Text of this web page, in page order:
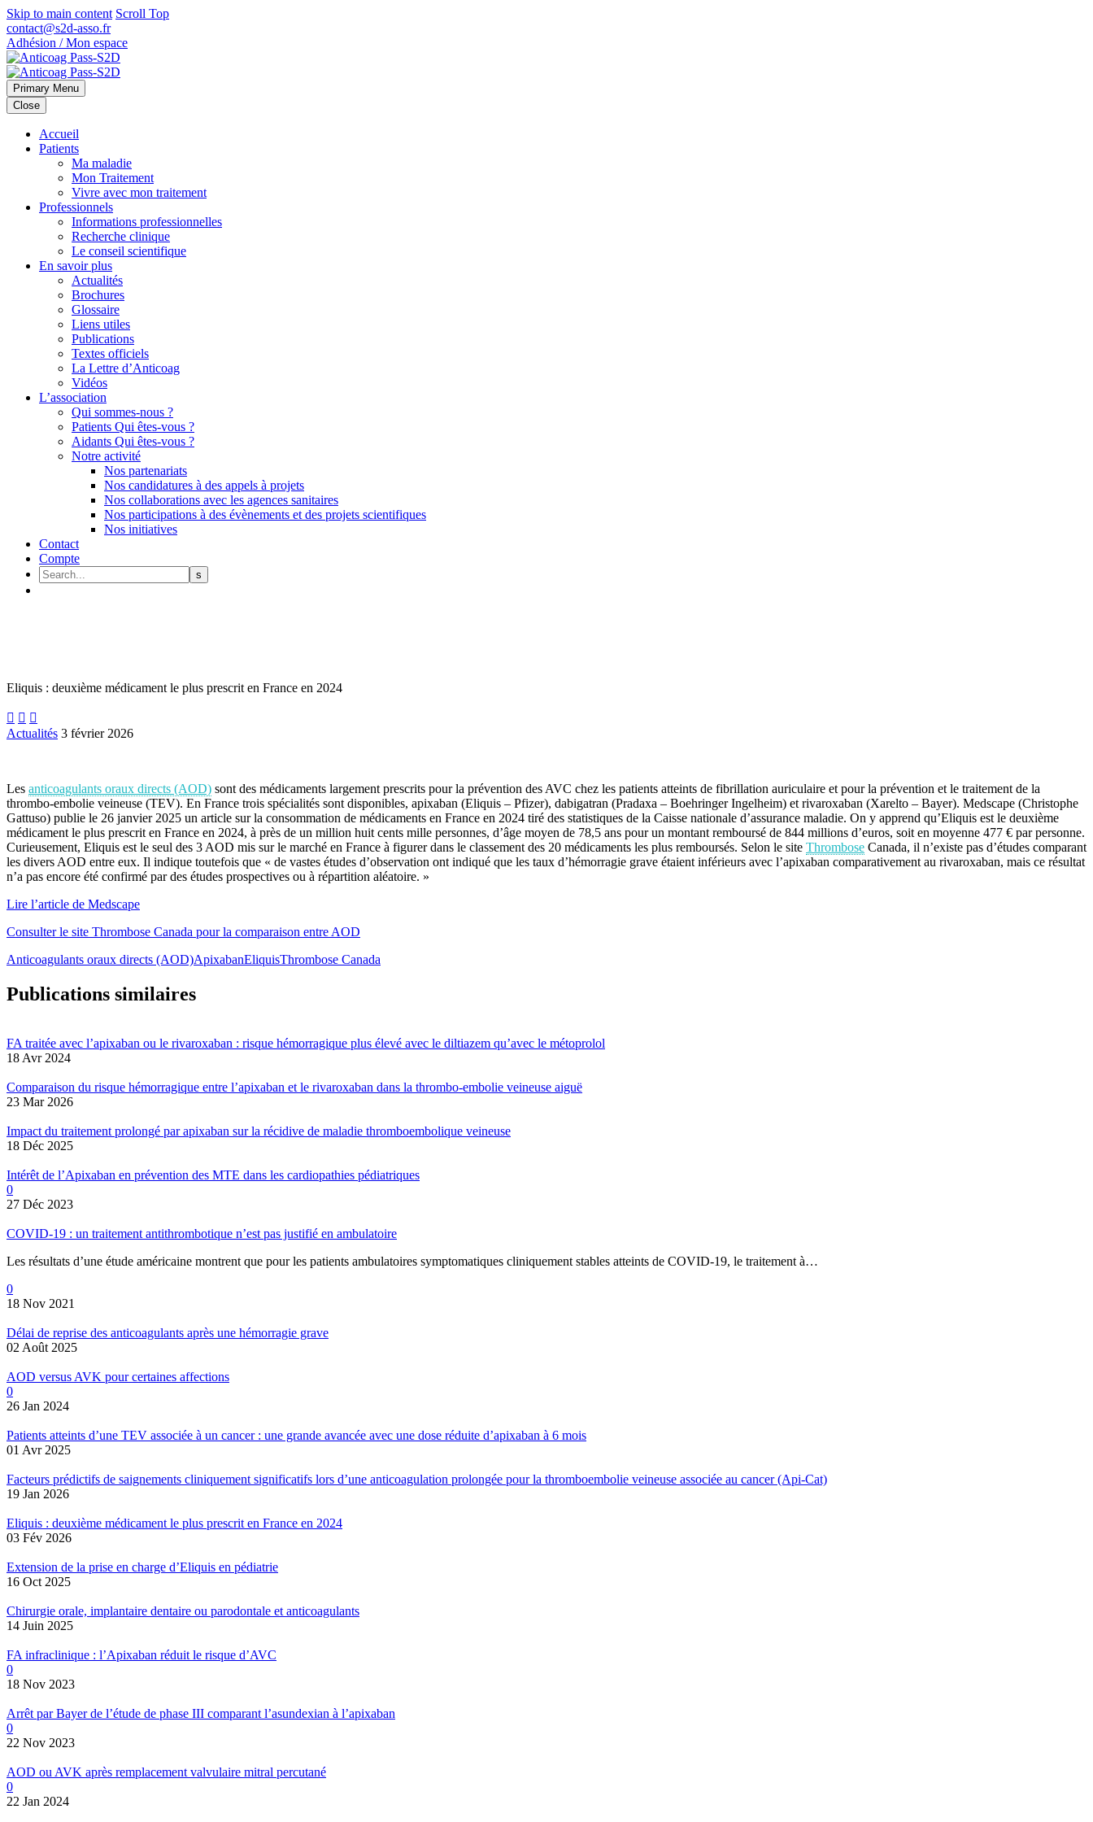
Skip to main content Scroll Top
contact@s2d-asso.fr
Adhésion / Mon espace
Primary Menu
Close
Accueil
Patients
Ma maladie
Mon Traitement
Vivre avec mon traitement
Professionnels
Informations professionnelles
Recherche clinique
Le conseil scientifique
En savoir plus
Actualités
Brochures
Glossaire
Liens utiles
Publications
Textes officiels
La Lettre d’Anticoag
Vidéos
L’association
Qui sommes-nous ?
Patients Qui êtes-vous ?
Aidants Qui êtes-vous ?
Notre activité
Nos partenariats
Nos candidatures à des appels à projets
Nos collaborations avec les agences sanitaires
Nos participations à des évènements et des projets scientifiques
Nos initiatives
Contact
Compte
Eliquis : deuxième médicament le plus prescrit en France en 2024
  
Actualités 3 février 2026
Les anticoagulants oraux directs (AOD) sont des médicaments largement prescrits pour la prévention des AVC chez les patients atteints de fibrillation auriculaire et pour la prévention et le traitement de la
thrombo-embolie veineuse (TEV). En France trois spécialités sont disponibles, apixaban (Eliquis – Pfizer), dabigatran (Pradaxa – Boehringer Ingelheim) et rivaroxaban (Xarelto – Bayer). Medscape (Christophe
Gattuso) publie le 26 janvier 2025 un article sur la consommation de médicaments en France en 2024 tiré des statistiques de la Caisse nationale d’assurance maladie. On y apprend qu’Eliquis est le deuxième
médicament le plus prescrit en France en 2024, à près de un million huit cents mille personnes, d’âge moyen de 78,5 ans pour un montant remboursé de 844 millions d’euros, soit en moyenne 477 € par personne.
Curieusement, Eliquis est le seul des 3 AOD mis sur le marché en France à figurer dans le classement des 20 médicaments les plus remboursés. Selon le site Thrombose Canada, il n’existe pas d’études comparant
les divers AOD entre eux. Il indique toutefois que « de vastes études d’observation ont indiqué que les taux d’hémorragie grave étaient inférieurs avec l’apixaban comparativement au rivaroxaban, mais ce résultat
n’a pas encore été confirmé par des études prospectives ou à répartition aléatoire. »
Lire l’article de Medscape
Consulter le site Thrombose Canada pour la comparaison entre AOD
Anticoagulants oraux directs (AOD)ApixabanEliquisThrombose Canada
Publications similaires
FA traitée avec l’apixaban ou le rivaroxaban : risque hémorragique plus élevé avec le diltiazem qu’avec le métoprolol
18 Avr 2024
Comparaison du risque hémorragique entre l’apixaban et le rivaroxaban dans la thrombo-embolie veineuse aiguë
23 Mar 2026
Impact du traitement prolongé par apixaban sur la récidive de maladie thromboembolique veineuse
18 Déc 2025
Intérêt de l’Apixaban en prévention des MTE dans les cardiopathies pédiatriques
0
27 Déc 2023
COVID-19 : un traitement antithrombotique n’est pas justifié en ambulatoire
Les résultats d’une étude américaine montrent que pour les patients ambulatoires symptomatiques cliniquement stables atteints de COVID-19, le traitement à…
0
18 Nov 2021
Délai de reprise des anticoagulants après une hémorragie grave
02 Août 2025
AOD versus AVK pour certaines affections
0
26 Jan 2024
Patients atteints d’une TEV associée à un cancer : une grande avancée avec une dose réduite d’apixaban à 6 mois
01 Avr 2025
Facteurs prédictifs de saignements cliniquement significatifs lors d’une anticoagulation prolongée pour la thromboembolie veineuse associée au cancer (Api-Cat)
19 Jan 2026
Eliquis : deuxième médicament le plus prescrit en France en 2024
03 Fév 2026
Extension de la prise en charge d’Eliquis en pédiatrie
16 Oct 2025
Chirurgie orale, implantaire dentaire ou parodontale et anticoagulants
14 Juin 2025
FA infraclinique : l’Apixaban réduit le risque d’AVC
0
18 Nov 2023
Arrêt par Bayer de l’étude de phase III comparant l’asundexian à l’apixaban
0
22 Nov 2023
AOD ou AVK après remplacement valvulaire mitral percutané
0
22 Jan 2024